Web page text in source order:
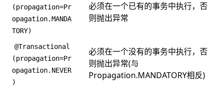
(propagation=Pr
opagation.MANDA
TORY)
必须在一个已有的事务中执行，否
则抛出异常
@Transactional
(propagation=Pr
opagation.NEVER
)
必须在一个没有的事务中执行，否
则抛出异常(与
Propagation.MANDATORY相反)